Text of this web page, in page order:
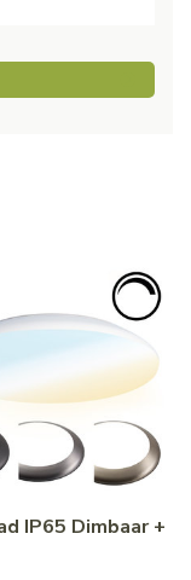
IP65 Dimbaar +